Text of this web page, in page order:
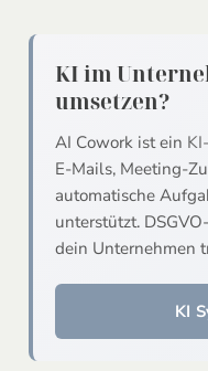
KI im
umsetzen?
AI Cowork ist ein
E-Mails, Meeting-
automatische
unterstützt.
dein Unternehmen
KI